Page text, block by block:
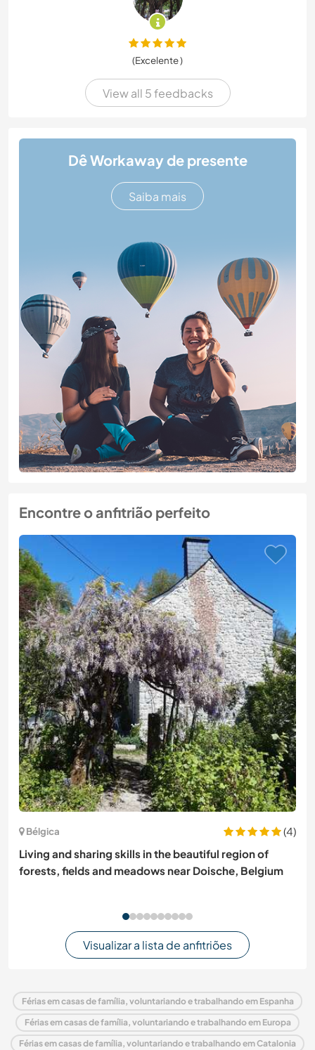
(Excelente )
View all 5 feedbacks
Dê Workaway de presente
Saiba mais
Encontre o anfitrião perfeito
Bélgica
(4)
Living and sharing skills in the beautiful region of
forests, fields and meadows near Doische, Belgium
Visualizar a lista de anfitriões
Férias em casas de família, voluntariando e trabalhando em Espanha
Férias em casas de família, voluntariando e trabalhando em Europa
Férias em casas de família, voluntariando e trabalhando em Catalonia